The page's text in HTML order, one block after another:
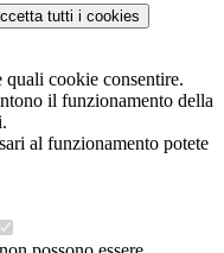
tutti i cookies
quali cookie consentire.
il funzionamento della
al funzionamento potete